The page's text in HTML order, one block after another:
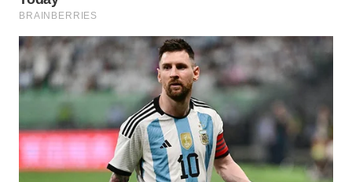
WAHANA
TANI
WAHANA
ADVOKAT
INFRASTRUKTUR